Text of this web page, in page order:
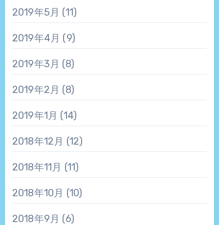
2019年5月 (11)
2019年4月 (9)
2019年3月 (8)
2019年2月 (8)
2019年1月 (14)
2018年12月 (12)
2018年11月 (11)
2018年10月 (10)
2018年9月 (6)